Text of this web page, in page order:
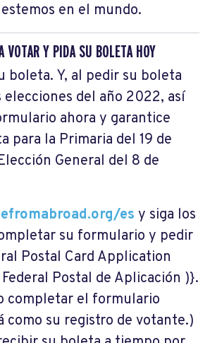
en el mundo.
VOTAR Y PIDA SU BOLETA HOY
boleta. Y, al pedir su boleta
elecciones del año 2022, así
ahora y garantice
para la Primaria del 19 de
General del 8 de
es y siga los
su formulario y pedir
Postal Card Application
Postal de Aplicación )}.
completar el formulario
como su registro de votante.)